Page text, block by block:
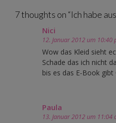
7 thoughts on “Ich habe
Nici
12. Januar 2012 um 10:40
Wow das Kleid sieht
Schade das ich nicht
bis es das E-Book gibt
Paula
13. Januar 2012 um 11:04